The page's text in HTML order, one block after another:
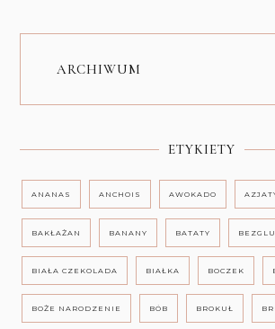
ARCHIWUM
ETYKIETY
ANANAS ANCHOIS AWOKADO
BAKŁAŻAN BANANY BATATY
BIAŁA CZEKOLADA BIAŁKA BOCZEK
BOŻE NARODZENIE BÓB BROKUŁ